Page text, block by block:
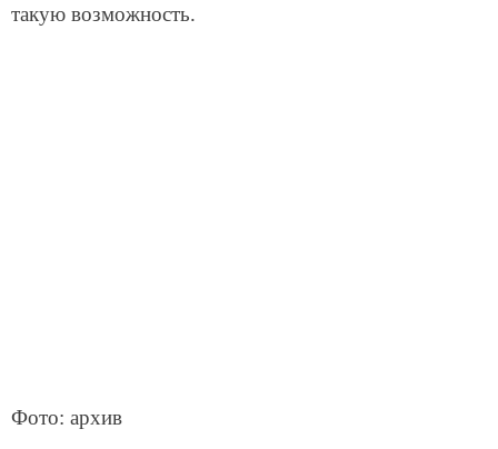
такую возможность.
Фото: архив